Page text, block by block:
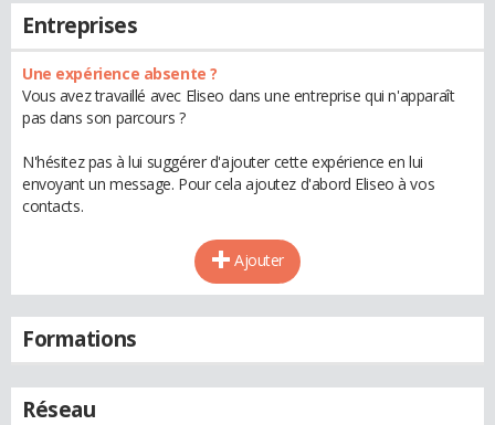
Entreprises
Une expérience absente ?
Vous avez travaillé avec Eliseo dans une entreprise qui n'apparaît
pas dans son parcours ?
N'hésitez pas à lui suggérer d'ajouter cette expérience en lui
envoyant un message. Pour cela ajoutez d'abord Eliseo à vos
contacts.
Ajouter
Formations
Réseau